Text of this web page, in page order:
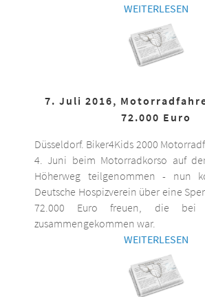
WEITERLESEN
7. Juli 2016,
72.000 Euro
Düsseldorf. Biker4Kids 2000
4. Juni beim Motorradkorso auf
Höherweg teilgenommen - nun
Deutsche Hospizverein über eine
72.000 Euro freuen, die bei
zusammengekommen war.
WEITERLESEN